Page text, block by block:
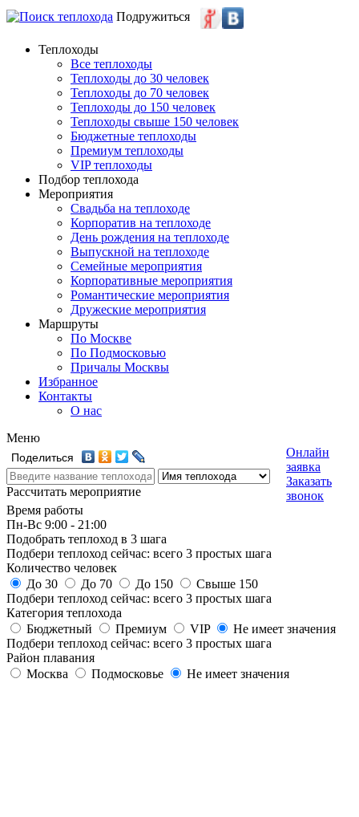
Подружиться
Теплоходы
Все теплоходы
Теплоходы до 30 человек
Теплоходы до 70 человек
Теплоходы до 150 человек
Теплоходы свыше 150 человек
Бюджетные теплоходы
Премиум теплоходы
VIP теплоходы
Подбор теплохода
Мероприятия
Свадьба на теплоходе
Корпоратив на теплоходе
День рождения на теплоходе
Выпускной на теплоходе
Семейные мероприятия
Корпоративные мероприятия
Романтические мероприятия
Дружеские мероприятия
Маршруты
По Москве
По Подмосковью
Причалы Москвы
Избранное
Контакты
О нас
Меню
Поделиться
Рассчитать мероприятие
Онлайн
заявка
Заказать
звонок
Время работы
Пн-Вс 9:00 - 21:00
Подобрать теплоход в 3 шага
Подбери теплоход сейчас: всего 3 простых шага
Количество человек
До 30
До 70 До 150
Свыше 150
Подбери теплоход сейчас: всего 3 простых шага
Категория теплохода
Бюджетный
Премиум VIP
Не имеет значения
Подбери теплоход сейчас: всего 3 простых шага
Район плавания
Москва
Подмосковье Не имеет значения